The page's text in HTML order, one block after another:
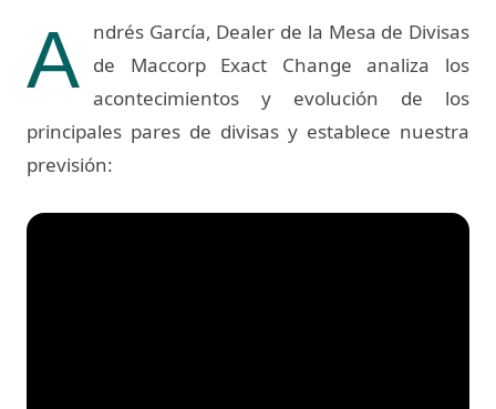
A ndrés García, Dealer de la Mesa de Divisas
de Maccorp Exact Change analiza los
acontecimientos y evolución de los
principales pares de divisas y establece nuestra
previsión: